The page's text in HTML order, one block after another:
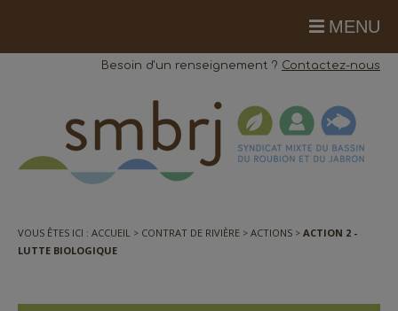
Besoin d'un renseignement ? Contactez-nous
VOUS ÊTES ICI : ACCUEIL CONTRAT DE RIVIÈRE ACTIONS
ACTION 2 -
LUTTE BIOLOGIQUE
MENU